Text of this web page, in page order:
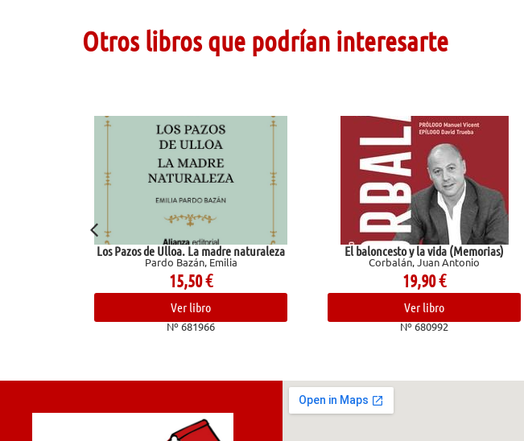
Otros libros que podrían interesarte
Los Pazos de Ulloa. La madre naturaleza
Pardo Bazán, Emilia
15,50€
Ver libro
Nº 681966
El baloncesto y la vida (Memorias)
Corbalán, Juan Antonio
19,90€
Ver libro
Nº 680992